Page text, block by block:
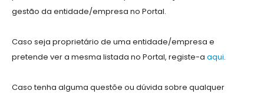
gestão da entidade/empresa no Portal.
Caso seja proprietário de uma entidade/empresa e
pretende ver a mesma listada no Portal, registe-a aqui.
Caso tenha alguma questõe ou dúvida sobre qualquer